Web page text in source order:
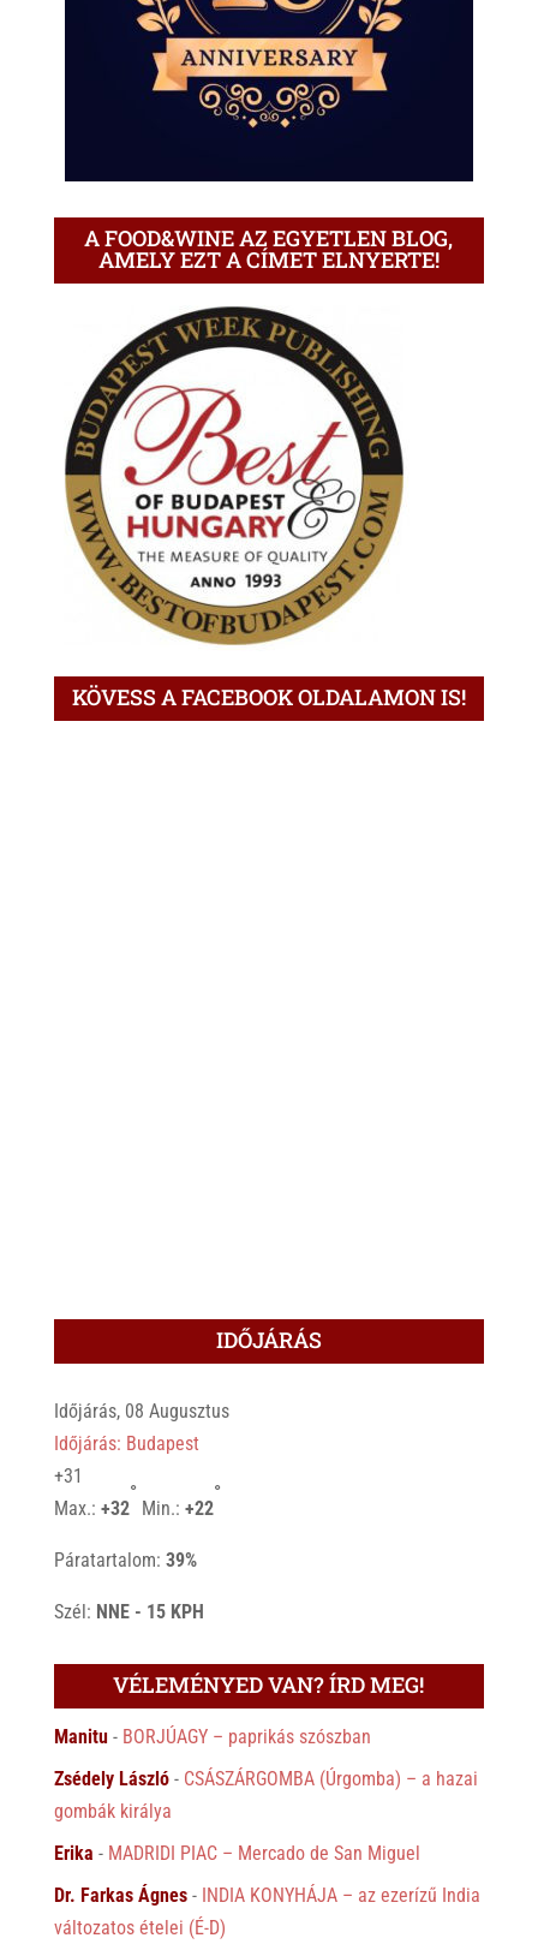
A FOOD&WINE AZ EGYETLEN BLOG,
AMELY EZT A CÍMET ELNYERTE!
KÖVESS A FACEBOOK OLDALAMON IS!
IDŐJÁRÁS
Időjárás, 08 Augusztus
Időjárás: Budapest
+31
Max.: +32
°
Min.: +22
°
Páratartalom: 39%
Szél: NNE - 15 KPH
VÉLEMÉNYED VAN? ÍRD MEG!
Manitu- BORJÚAGY – paprikás szószban
Zsédely László- CSÁSZÁRGOMBA (Úrgomba) – a hazai
gombák királya
Erika - MADRIDI PIAC – Mercado de San Miguel
Dr. Farkas Ágnes- INDIA KONYHÁJA – az ezerízű India
változatos ételei (É-D)